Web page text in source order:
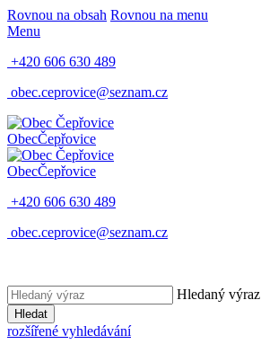
Rovnou na obsah Rovnou na menu
Menu
+420 606 630 489
obec.ceprovice@seznam.cz
ObecČepřovice
ObecČepřovice
+420 606 630 489
obec.ceprovice@seznam.cz
Hledaný výraz
Hledat
rozšířené vyhledávání